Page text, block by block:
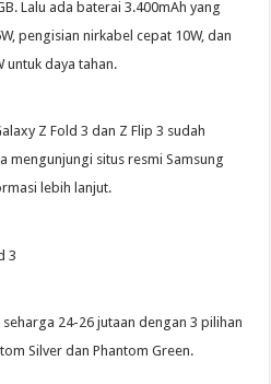
Lalu ada baterai 3.400mAh yang
pengisian nirkabel cepat 10W, dan
untuk daya tahan.
Z Fold 3 dan Z Flip 3 sudah
mengunjungi situs resmi Samsung
lebih lanjut.
24-26 jutaan dengan 3 pilihan
Silver dan Phantom Green.